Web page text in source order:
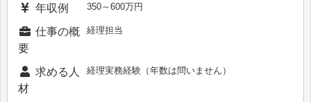
年収例 350～600万円
仕事の概
要
経理担当
求める人
材
経理実務経験（年数は問いません）